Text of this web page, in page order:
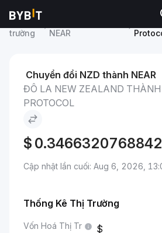
Thị
trường
NEAR
Đô
Chuyển đổi NZD thành NEAR
ĐÔ LA NEW ZEALAND
PROTOCOL
$
Cập nhật lần cuối: Aug 6, 2026,
Thống Kê Thị Trường
Vốn Hoá Thị Tr